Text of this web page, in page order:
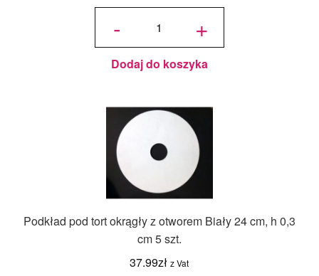
-
ilość
okrągły
z
Biały 13
cm, h
szt.
+
Dodaj do koszyka
Podkład pod tort okrągły z otworem Biały 24 cm, h 0,3
cm 5 szt.
37.99zł z Vat